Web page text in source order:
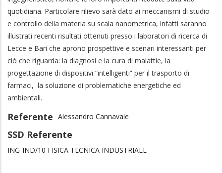
quotidiana. Particolare rilievo sarà dato ai meccanismi di studio
e controllo della materia su scala nanometrica, infatti saranno
illustrati recenti risultati ottenuti presso i laboratori di ricerca di
Lecce e Bari che aprono prospettive e scenari interessanti per
ciò che riguarda: la diagnosi e la cura di malattie, la
progettazione di dispositivi “intelligenti” per il trasporto di
farmaci, la soluzione di problematiche energetiche ed
ambientali.
Referente Alessandro Cannavale
SSD Referente
ING-IND/10 FISICA TECNICA INDUSTRIALE